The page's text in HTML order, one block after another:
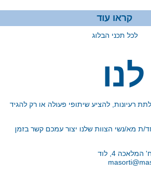
קראו עוד
לכל תכני הבלוג
להציע שיתופי פעולה או רק להגיד
מא/נשי הצוות שלנו יצור עמכם קשר בזמן
4, לוד